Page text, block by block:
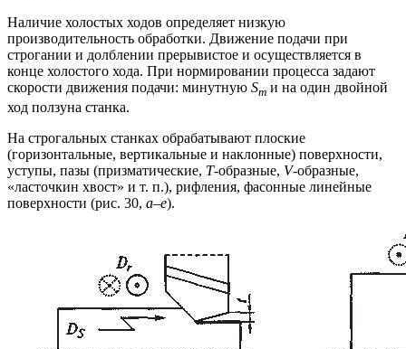
Наличие холостых ходов определяет низкую
производительность обработки. Движение подачи при
строгании и долблении прерывистое и осуществляется в
конце холостого хода. При нормировании процесса задают
скорости движения подачи: минутную Sm и на один двойной
ход ползуна станка.
На строгальных станках обрабатывают плоские
(горизонтальные, вертикальные и наклонные) поверхности,
уступы, пазы (призматические, Т-образные, V-образные,
«ласточкин хвост» и т. п.), рифления, фасонные линейные
поверхности (рис. 30, а–е).